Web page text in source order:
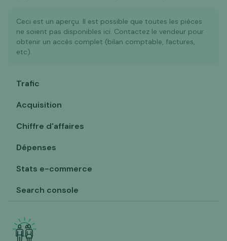
Ceci est un aperçu. Il est possible que toutes les pièces
ne soient pas disponibles ici. Contactez le vendeur pour
obtenir un accès complet (bilan comptable, factures,
etc).
Trafic
Acquisition
Chiffre d'affaires
Dépenses
Stats e-commerce
Search console